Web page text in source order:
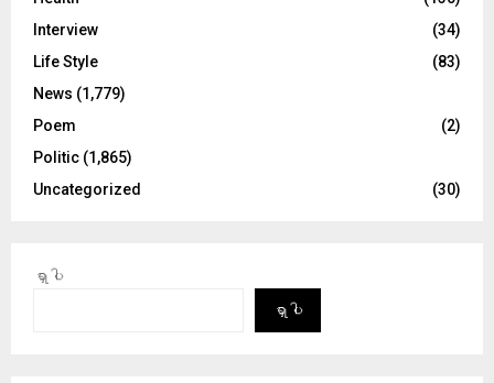
Interview
(34)
Life Style
(83)
News (1,779)
Poem
(2)
Politic (1,865)
Uncategorized
(30)
ရှာပါ
ရှာပါ